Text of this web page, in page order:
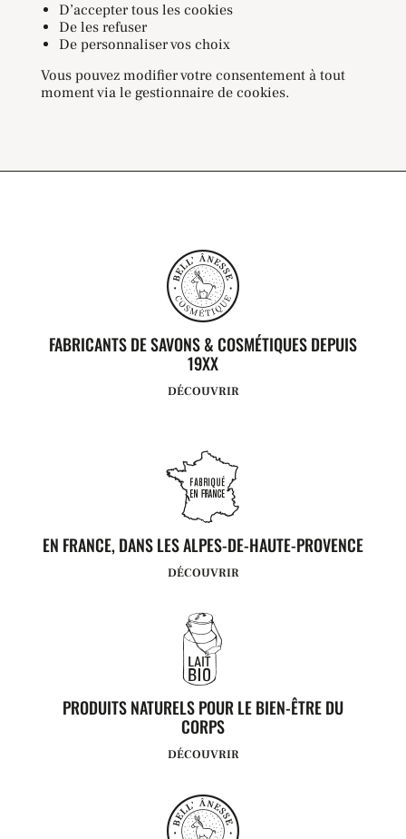
D’accepter tous les cookies
De les refuser
De personnaliser vos choix
Vous pouvez modifier votre consentement à tout
moment via le gestionnaire de cookies.
FABRICANTS DE SAVONS & COSMÉTIQUES DEPUIS
19XX
DÉCOUVRIR
EN FRANCE, DANS LES ALPES-DE-HAUTE-PROVENCE
DÉCOUVRIR
PRODUITS NATURELS POUR LE BIEN-ÊTRE DU
CORPS
DÉCOUVRIR